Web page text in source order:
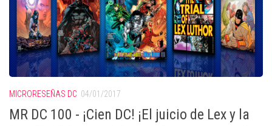
MICRORESEÑAS DC 04/01/2017
MR DC 100 - ¡Cien DC! ¡El juicio de Lex y la